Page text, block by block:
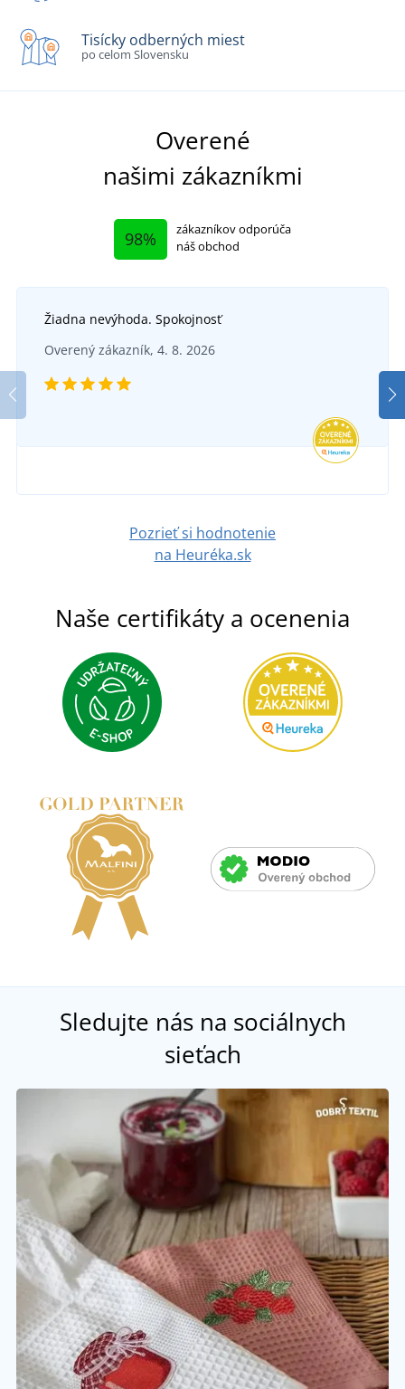
Tisícky odberných miest
po celom Slovensku
Overené
našimi zákazníkmi
98%
zákazníkov odporúča
náš obchod
Žiadna nevýhoda. Spokojnosť
Overený zákazník, 4. 8. 2026
Pozrieť si hodnotenie
na Heuréka.sk
Naše certifikáty a ocenenia
Sledujte nás na sociálnych
sieťach